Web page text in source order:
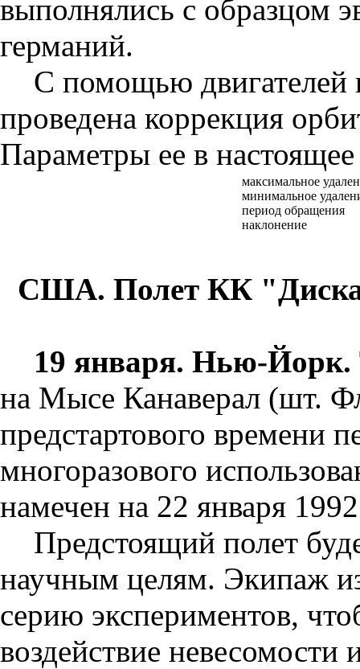
выполнялись с образцом
германий.
С помощью двигателей
проведена коррекция
Параметры ее в
максимальное
минимальное
период обращения
наклонение
США. Полет КК
19 января. Нью-
на Мысе Канаверал (шт.
предстартового времени
многоразового
намечен на 22 января
Предстоящий полет
научным целям. Экипаж
серию экспериментов,
воздействие